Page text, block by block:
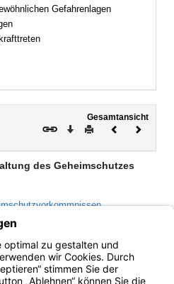
Gefahrenlagen
Gesamtansicht
Download
DruckenVorheriges
des Geheimschutzes
Gefahrenlagen